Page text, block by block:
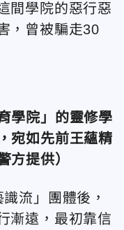
間學院的惡行惡
，曾被騙走30
學院」的靈修學
宛如先前王蘊精
方提供）
流」團體後，
漸遠，最初靠信